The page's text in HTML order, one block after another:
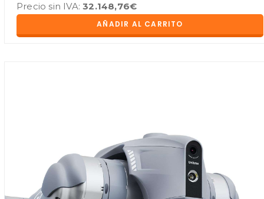
Precio sin IVA:32.148,76€
AÑADIR AL CARRITO